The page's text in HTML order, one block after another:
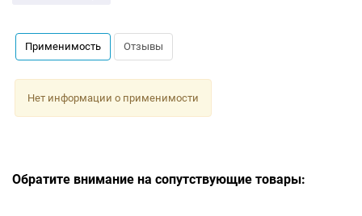
Применимость Отзывы
Нет информации о применимости
Обратите внимание на сопутствующие товары: